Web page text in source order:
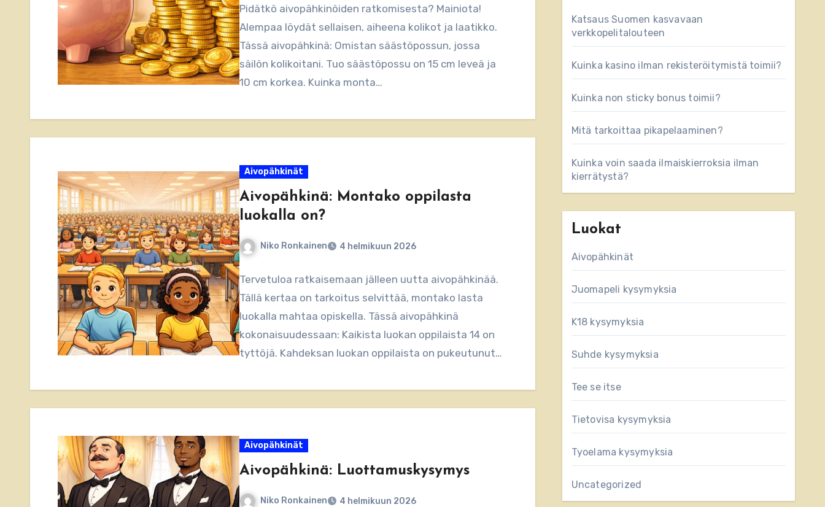
Pidätkö aivopähkinöiden ratkomisesta? Mainiota!
Alempaa löydät sellaisen, aiheena kolikot ja laatikko.
Tässä aivopähkinä: Omistan säästöpossun, jossa
säilön kolikoitani. Tuo säästöpossu on 15 cm leveä ja
10 cm korkea. Kuinka monta…
Aivopähkinät
Aivopähkinä: Montako oppilasta
luokalla on?
Niko Ronkainen 4 helmikuun 2026
Tervetuloa ratkaisemaan jälleen uutta aivopähkinää.
Tällä kertaa on tarkoitus selvittää, montako lasta
luokalla mahtaa opiskella. Tässä aivopähkinä
kokonaisuudessaan: Kaikista luokan oppilaista 14 on
tyttöjä. Kahdeksan luokan oppilaista on pukeutunut
Aivopähkinät
Aivopähkinä: Luottamuskysymys
Niko Ronkainen 4 helmikuun 2026
Katsaus Suomen kasvavaan
verkkopelitalouteen
Kuinka kasino ilman rekisteröitymistä toimii?
Kuinka non sticky bonus toimii?
Mitä tarkoittaa pikapelaaminen?
Kuinka voin saada ilmaiskierroksia ilman
kierrätystä?
Luokat
Aivopähkinät
Juomapeli kysymyksia
K18 kysymyksia
Suhde kysymyksia
Tee se itse
Tietovisa kysymyksia
Tyoelama kysymyksia
Uncategorized